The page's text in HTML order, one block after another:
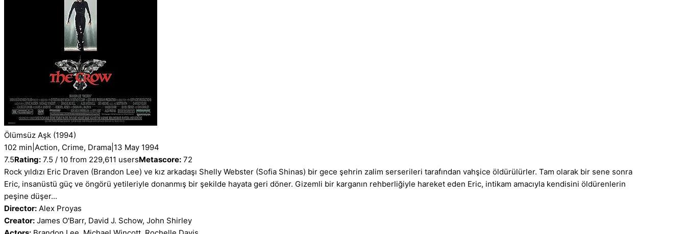
Ölümsüz Aşk (1994)
102 min Action, Crime, Drama 13 May 1994
7.5Rating: 7.5 / 10 from 229,611 usersMetascore: 72
Rock yıldızı Eric Draven (Brandon Lee) ve kız arkadaşı Shelly Webster (Sofia Shinas) bir gece şehrin zalim serserileri tarafından vahşice öldürülürler. Tam olarak bir sene sonra
Eric, insanüstü güç ve öngörü yetileriyle donanmış bir şekilde hayata geri döner. Gizemli bir karganın rehberliğiyle hareket eden Eric, intikam amacıyla kendisini öldürenlerin
peşine düşer...
Director: Alex Proyas
Creator: James O'Barr, David J. Schow, John Shirley